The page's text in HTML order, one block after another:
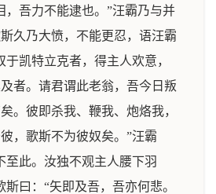
，吾力不能逮也。”汪霸乃与并
久乃大愤，不能更忍，语汪霸
于凯特立克者，得主人欢意，
者。请君谓此老翁，吾今日叛
。彼即杀我、鞭我、炮烙我，
，歌斯不为彼奴矣。”汪霸
至此。汝独不观主人腰下羽
曰：“矢即及吾，吾亦何悲。